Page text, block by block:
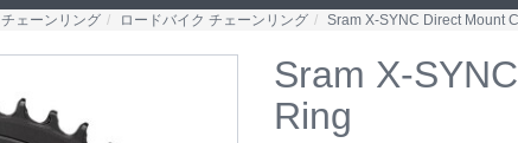
チェーンリング ロードバイク チェーンリング Sram X-SYNC Direct Mount
Sram X-
Ring